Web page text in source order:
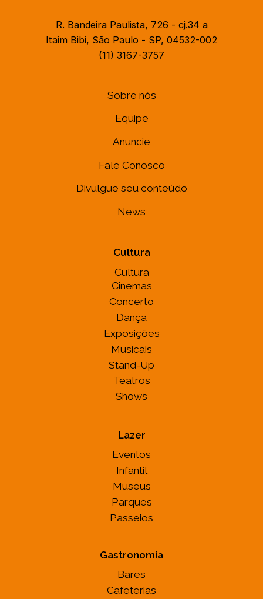
R. Bandeira Paulista, 726 - cj.34 a
Itaim Bibi, São Paulo - SP, 04532-002
(11) 3167-3757
Sobre nós
Equipe
Anuncie
Fale Conosco
Divulgue seu conteúdo
News
Cultura
Cultura
Cinemas
Concerto
Dança
Exposições
Musicais
Stand-Up
Teatros
Shows
Lazer
Eventos
Infantil
Museus
Parques
Passeios
Gastronomia
Bares
Cafeterias